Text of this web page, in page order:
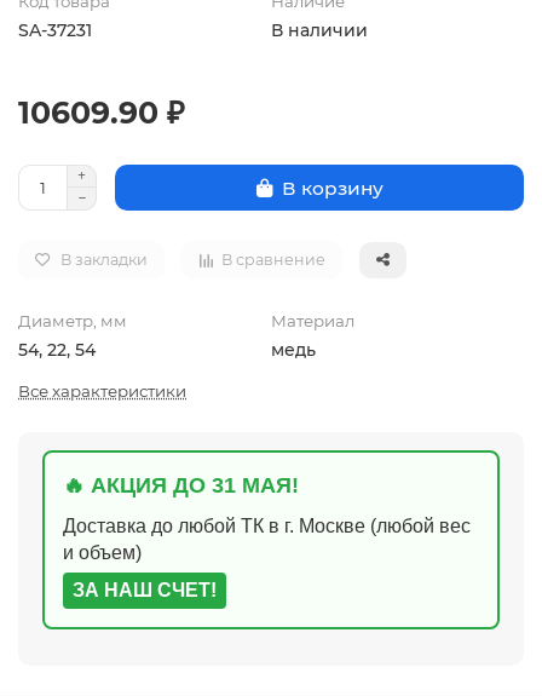
SA-37231 В наличии
10609.90 ₽
В корзину
В закладки В сравнение
Диаметр, мм
54, 22, 54
Материал
медь
Все характеристики
🔥 АКЦИЯ ДО 31 МАЯ!
Доставка до любой ТК в г. Москве (любой вес
и объем)
ЗА НАШ СЧЕТ!